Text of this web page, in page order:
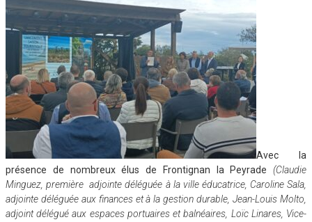
Avec la
présence de nombreux élus de Frontignan la Peyrade (Claudie
Minguez, première adjointe déléguée à la ville éducatrice, Caroline Sala,
adjointe déléguée aux finances et à la gestion durable, Jean-Louis Molto,
adjoint délégué aux espaces portuaires et balnéaires, Loïc Linares, Vice-